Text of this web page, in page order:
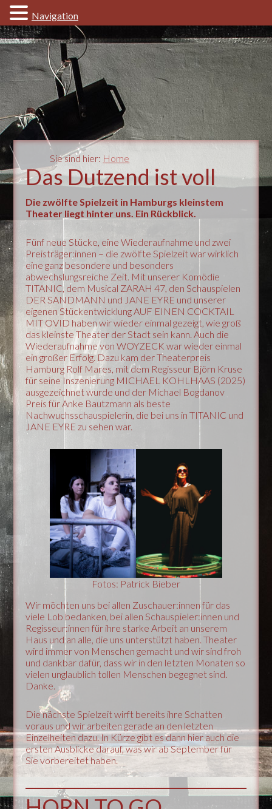
Sie sind hier: Home
Das Dutzend ist voll
Die zwölfte Spielzeit in Hamburgs kleinstem
Theater liegt hinter uns. Ein Rückblick.
Fünf neue Stücke, eine Wiederaufnahme und zwei
Preisträger:innen – die zwölfte Spielzeit war wirklich
eine ganz besondere und besonders
abwechslungsreiche Zeit. Mit unserer Komödie
TITANIC, dem Musical ZARAH 47, den Schauspielen
DER SANDMANN und JANE EYRE und unserer
eigenen Stückentwicklung AUF EINEN COCKTAIL
MIT OVID haben wir wieder einmal gezeigt, wie groß
das kleinste Theater der Stadt sein kann. Auch die
Wiederaufnahme von WOYZECK war wieder einmal
ein großer Erfolg. Dazu kam der Theaterpreis
Hamburg Rolf Mares, mit dem Regisseur Björn Kruse
für seine Inszenierung MICHAEL KOHLHAAS (2025)
ausgezeichnet wurde und der Michael Bogdanov
Preis für Anke Bautzmann als beste
Nachwuchsschauspielerin, die bei uns in TITANIC und
JANE EYRE zu sehen war.
Fotos: Patrick Bieber
Wir möchten uns bei allen Zuschauer:innen für das
viele Lob bedanken, bei allen Schauspieler:innen und
Regisseur:innen für ihre starke Arbeit an unserem
Haus und an alle, die uns unterstützt haben. Theater
wird immer von Menschen gemacht und wir sind froh
und dankbar dafür, dass wir in den letzten Monaten so
vielen unglaublich tollen Menschen begegnet sind.
Danke.
Die nächste Spielzeit wirft bereits ihre Schatten
voraus und wir arbeiten gerade an den letzten
Einzelheiten dazu. In Kürze gibt es dann hier auch die
ersten Ausblicke darauf, was wir ab September für
Sie vorbereitet haben.
Navigation